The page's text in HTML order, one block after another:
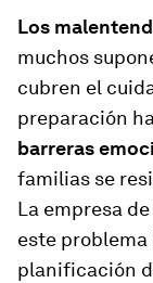
Los
muchos
cubren el
preparación
barreras
familias se
La empresa
este
planificación